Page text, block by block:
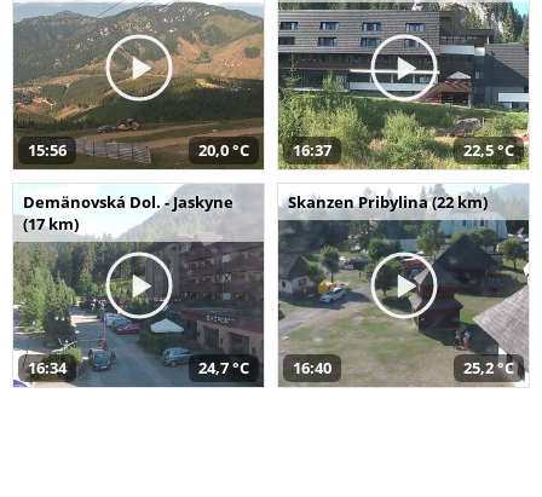
15:56 20,0 °C 16:37 22,5 °C
Demänovská Dol. - Jaskyne
(17 km)
16:34 24,7 °C
Skanzen Pribylina (22 km)
16:40 25,2 °C